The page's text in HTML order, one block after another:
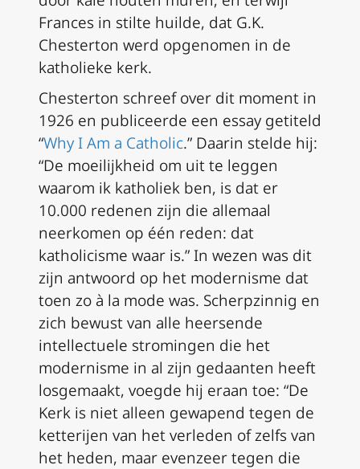
Frances in stilte huilde, dat G.K.
Chesterton werd opgenomen in de
katholieke kerk.
Chesterton schreef over dit moment in
1926 en publiceerde een essay getiteld
“Why I Am a Catholic.” Daarin stelde hij:
“De moeilijkheid om uit te leggen
waarom ik katholiek ben, is dat er
10.000 redenen zijn die allemaal
neerkomen op één reden: dat
katholicisme waar is.” In wezen was dit
zijn antwoord op het modernisme dat
toen zo à la mode was. Scherpzinnig en
zich bewust van alle heersende
intellectuele stromingen die het
modernisme in al zijn gedaanten heeft
losgemaakt, voegde hij eraan toe: “De
Kerk is niet alleen gewapend tegen de
ketterijen van het verleden of zelfs van
het heden, maar evenzeer tegen die